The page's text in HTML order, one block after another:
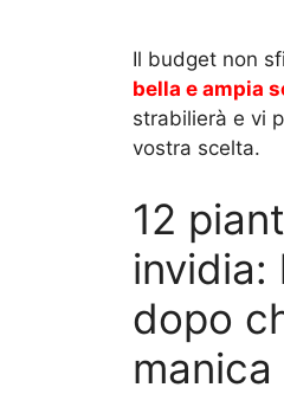
Il budget non
bella e ampia
strabilierà e vi
vostra scelta.
12
invidia:
dopo
manica